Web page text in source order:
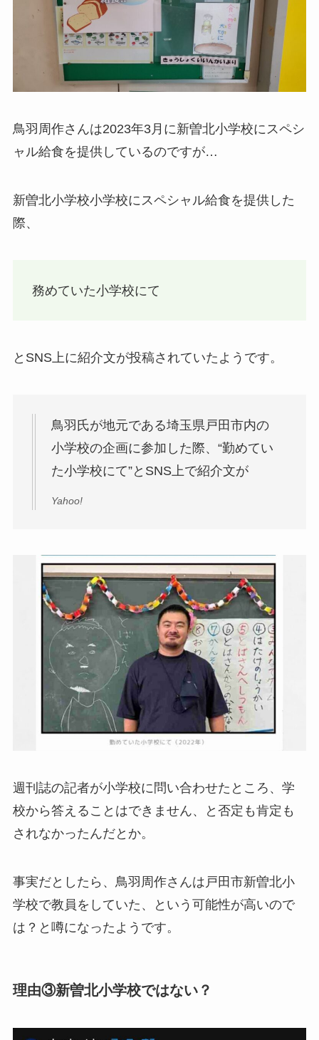
鳥羽周作さんは2023年3月に新曽北小学校にスペシ
ャル給食を提供しているのですが…
新曽北小学校小学校にスペシャル給食を提供した
際、
務めていた小学校にて
とSNS上に紹介文が投稿されていたようです。
鳥羽氏が地元である埼玉県戸田市内の
小学校の企画に参加した際、“勤めてい
た小学校にて”とSNS上で紹介文が
Yahoo!
週刊誌の記者が小学校に問い合わせたところ、学
校から答えることはできません、と否定も肯定も
されなかったんだとか。
事実だとしたら、鳥羽周作さんは戸田市新曽北小
学校で教員をしていた、という可能性が高いので
は？と噂になったようです。
理由③新曽北小学校ではない？